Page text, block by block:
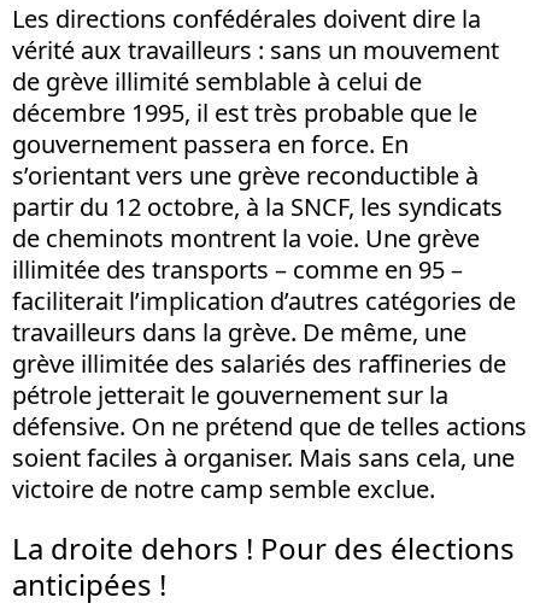
Les directions confédérales doivent dire la
vérité aux travailleurs : sans un mouvement
de grève illimité semblable à celui de
décembre 1995, il est très probable que le
gouvernement passera en force. En
s’orientant vers une grève reconductible à
partir du 12 octobre, à la SNCF, les syndicats
de cheminots montrent la voie. Une grève
illimitée des transports – comme en 95 –
faciliterait l’implication d’autres catégories de
travailleurs dans la grève. De même, une
grève illimitée des salariés des raffineries de
pétrole jetterait le gouvernement sur la
défensive. On ne prétend que de telles actions
soient faciles à organiser. Mais sans cela, une
victoire de notre camp semble exclue.
La droite dehors ! Pour des élections
anticipées !